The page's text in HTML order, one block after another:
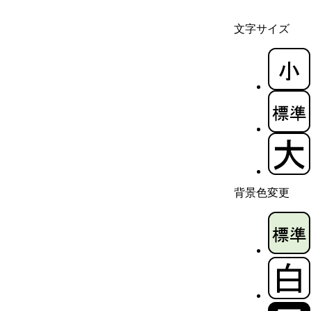
文字サイズ
背景色変更